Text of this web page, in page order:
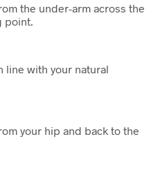
the under-arm across the
point.
line with your natural
your hip and back to the